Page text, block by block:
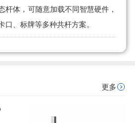
杆体，可随意加载不同智慧硬件，
口、标牌等多种共杆方案。
更多